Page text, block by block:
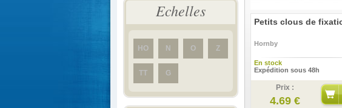
Echelles
HO N O Z
TT G
Petits clous de
Hornby
En stock
Expédition sous 48h
Prix :
4.69 €